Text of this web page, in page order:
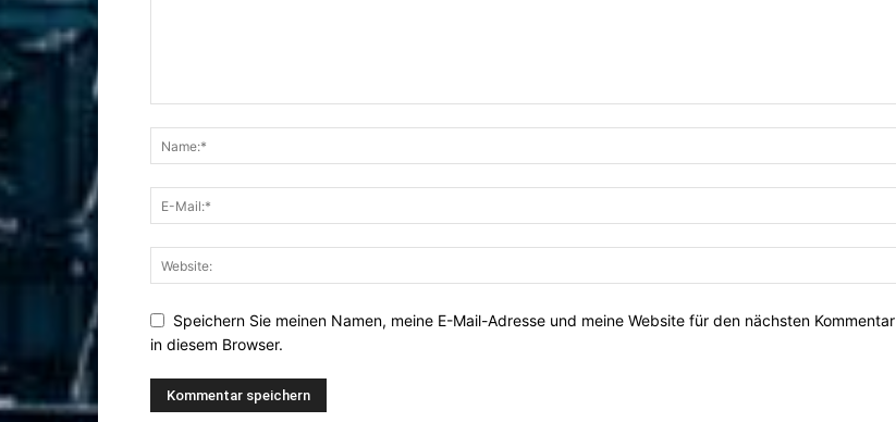
Speichern Sie meinen Namen, meine E-Mail-Adresse und meine Website für den nächsten Kommentar
in diesem Browser.